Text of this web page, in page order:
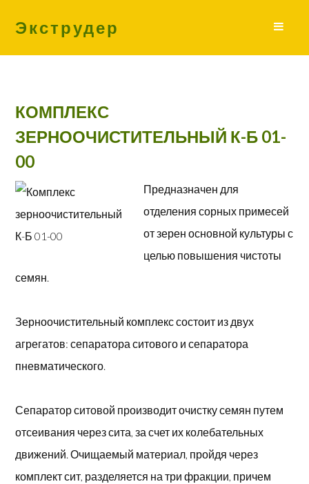
Экструдер
КОМПЛЕКС
ЗЕРНООЧИСТИТЕЛЬНЫЙ К-Б 01-
00
Предназначен для
отделения сорных примесей
от зерен основной культуры с
целью повышения чистоты
семян.
Зерноочистительный комплекс состоит из двух
агрегатов: сепаратора ситового и сепаратора
пневматического.
Сепаратор ситовой производит очистку семян путем
отсеивания через сита, за счет их колебательных
движений. Очищаемый материал, пройдя через
комплект сит, разделяется на три фракции, причем